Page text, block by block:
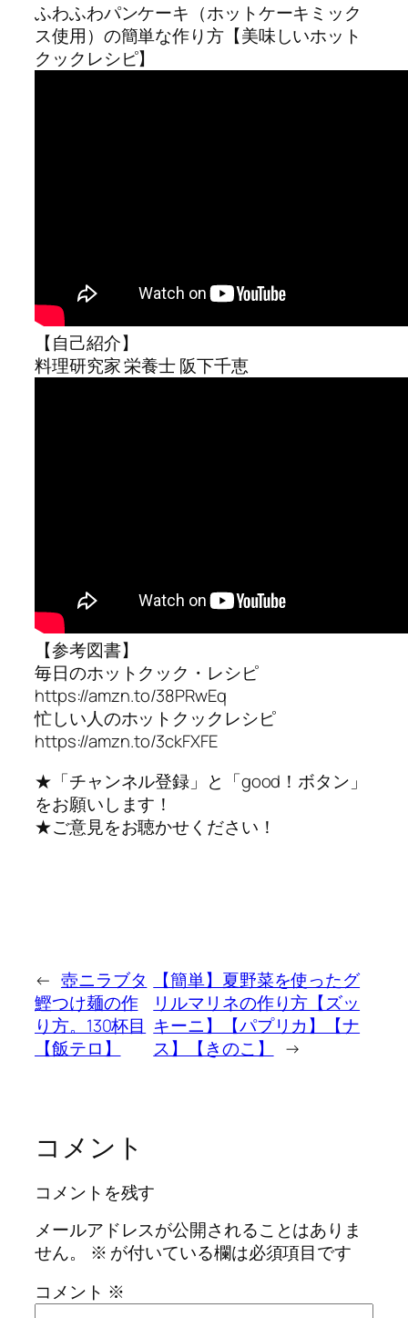
ふわふわパンケーキ（ホットケーキミック
ス使用）の簡単な作り方【美味しいホット
クックレシピ】
【自己紹介】
料理研究家 栄養士 阪下千恵
【参考図書】
毎日のホットクック・レシピ
https://amzn.to/38PRwEq
忙しい人のホットクックレシピ
https://amzn.to/3ckFXFE
★「チャンネル登録」と「good！ボタン」
をお願いします！
★ご意見をお聴かせください！
← 壺ニラブタ
鰹つけ麺の作
り方。130杯目
【飯テロ】
【簡単】夏野菜を使ったグ
リルマリネの作り方【ズッ
キーニ】【パプリカ】【ナ
ス】【きのこ】
→
コメント
コメントを残す
メールアドレスが公開されることはありま
せん。
※ が付いている欄は必須項目です
コメント ※